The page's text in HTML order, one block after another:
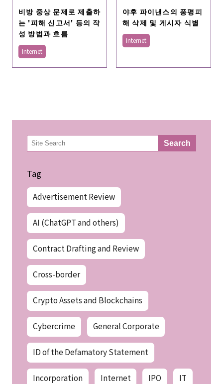
비방 중상 문제로 제출하
는 '피해 신고서' 등의 작
성 방법과 흐름
Internet
야후 파이낸스의 풍평피
해 삭제 및 게시자 식별
Internet
検
索 Search
Tag
Advertisement Review
AI (ChatGPT and others)
Contract Drafting and Review
Cross-border
Crypto Assets and Blockchains
Cybercrime General Corporate
ID of the Defamatory Statement
Incorporation Internet IPO IT